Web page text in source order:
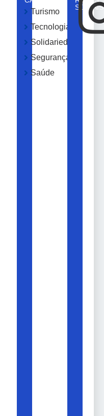
Turismo
Tecnologia
Solidariedade
Segurança
Saúde
SOCIAIS